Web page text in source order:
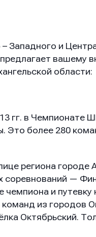
Западного и
вашему
области:
гг. в Чемпионате
Это более 280
региона
соревнований —
чемпиона и
команд из городов
Октябрьский.